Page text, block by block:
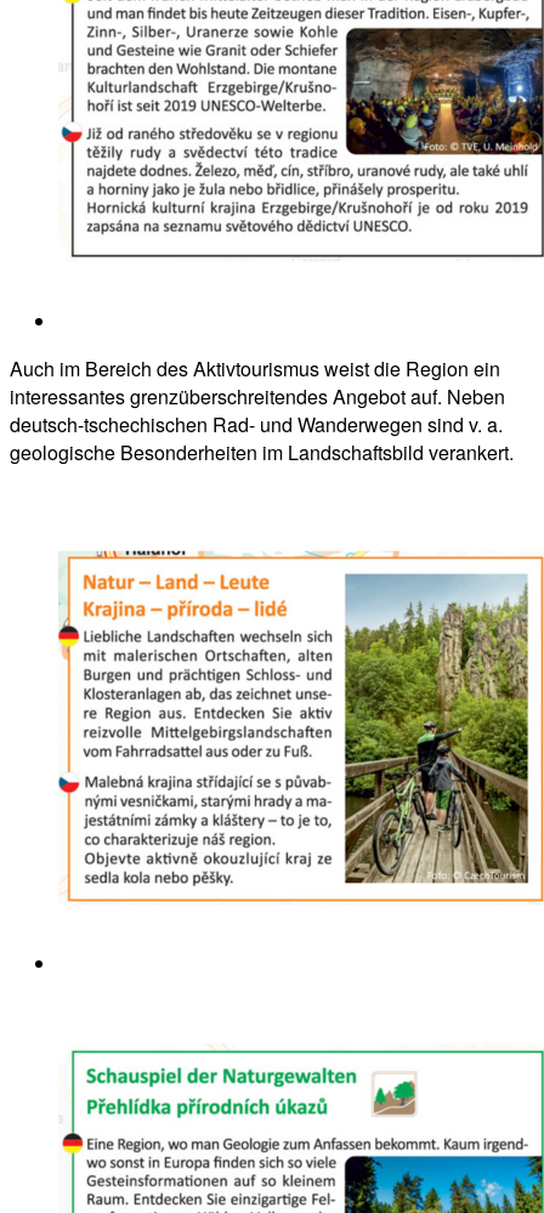
Auch im Bereich des Aktivtourismus weist die Region ein
interessantes grenzüberschreitendes Angebot auf. Neben
deutsch-tschechischen Rad- und Wanderwegen sind v. a.
geologische Besonderheiten im Landschaftsbild verankert.